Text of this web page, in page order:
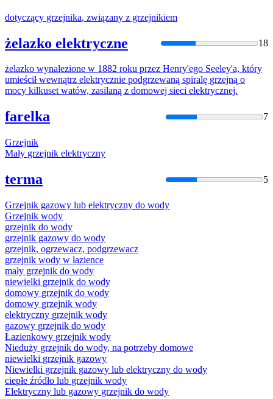
dotyczący grzejnika, związany z grzejnikiem
żelazko elektryczne 18
żelazko wynalezione w 1882 roku przez Henry'ego Seeley'a, który
umieścił wewnątrz elektrycznie podgrzewaną spiralę grzejną o
mocy kilkuset watów, zasilaną z domowej sieci elektrycznej.
farelka 7
Grzejnik
Mały grzejnik elektryczny
terma 5
Grzejnik gazowy lub elektryczny do wody
Grzejnik wody
grzejnik do wody
grzejnik gazowy do wody
grzejnik, ogrzewacz, podgrzewacz
grzejnik wody w łazience
mały grzejnik do wody
niewielki grzejnik do wody
domowy grzejnik do wody
domowy grzejnik wody
elektryczny grzejnik wody
gazowy grzejnik do wody
Łazienkowy grzejnik wody
Nieduży grzejnik do wody, na potrzeby domowe
niewielki grzejnik gazowy
Niewielki grzejnik gazowy lub elektryczny do wody
ciepłe źródło lub grzejnik wody
Elektryczny lub gazowy grzejnik do wody